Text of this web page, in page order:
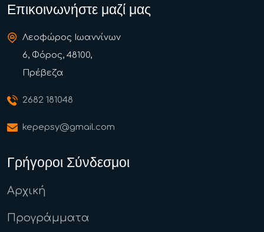
Επικοινωνήστε μαζί μας
Λεοφώρος Ιωαννίνων
6, Φόρος, 48100,
Πρέβεζα
2682 181048
kepepsy@gmail.com
Γρήγοροι Σύνδεσμοι
Αρχική
Προγράμματα